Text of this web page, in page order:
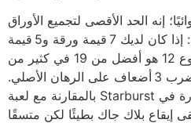
إنه الحد الأقصى لتجميع الأوراق
قبل أن تتجاوزها. مثال عملي: إذا كان لديك 7 قيمة ورقة و5 قيمة
ورقة أخرى، فإن مجموع 12 هو أفضل من 19 في كثير من
الحالات لأنه يتيح لك فرصة الضرب 3 أضعاف على الرهان الأصلي.
بالمقارنة مع لعبة Starburst السريعة، حيث يكتمل كل دورة في